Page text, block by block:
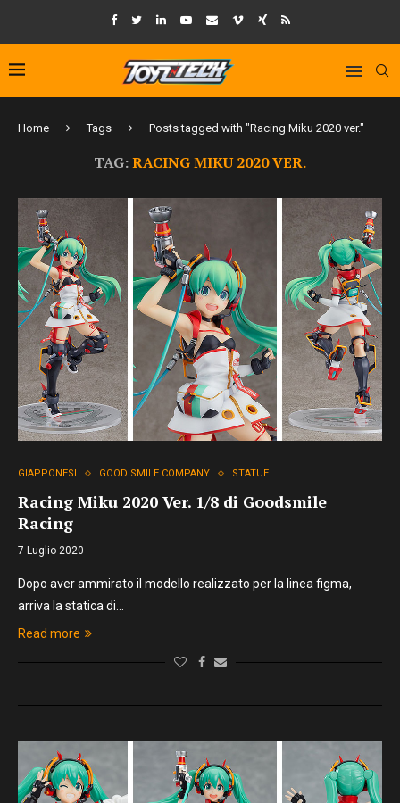
Home Tags Posts tagged with "Racing Miku 2020 ver."
TAG:RACING MIKU 2020 VER.
GIAPPONESI GOOD SMILE COMPANY STATUE
Racing Miku 2020 Ver. 1/8 di Goodsmile
Racing
7 Luglio 2020
Dopo aver ammirato il modello realizzato per la linea figma,
arriva la statica di…
Read more